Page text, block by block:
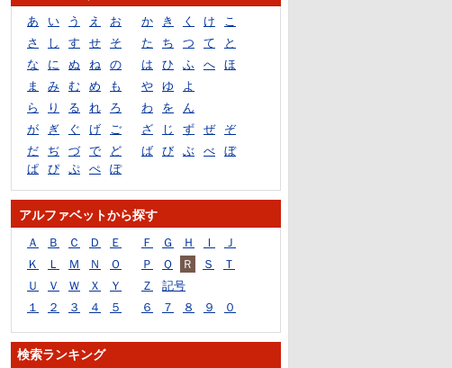
あ い う え お か き く け
こ
さ
し す せ そ た ち つ て
と
な
に ぬ ね の は ひ ふ へ
ほ
ま
み む め も や ゆ
よ
ら
り る れ ろ わ を
ん
が
ぎ ぐ げ ご ざ じ ず ぜ
ぞ
だ
ぢ づ で ど ば び ぶ べ
ぼ
ぱ
ぴ ぷ ぺ ぽ
アルファベットから探す
Ａ Ｂ Ｃ Ｄ Ｅ Ｆ Ｇ Ｈ Ｉ
Ｊ
Ｋ
Ｌ Ｍ Ｎ Ｏ Ｐ Ｑ Ｒ Ｓ
Ｔ
Ｕ
Ｖ Ｗ Ｘ Ｙ Ｚ
記号
１
２ ３ ４ ５ ６ ７ ８ ９ ０
検索ランキング